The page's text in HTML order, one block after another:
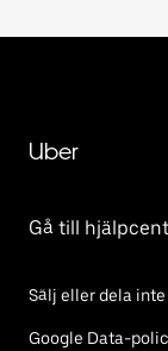
Uber
Gå till
Sälj eller dela
Google Data-